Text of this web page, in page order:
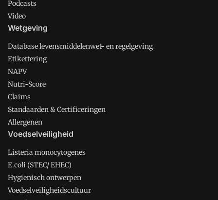
Podcasts
Video
Wetgeving
Database levensmiddelenwet- en regelgeving
Etikettering
NAPV
Nutri-Score
Claims
Standaarden & Certificeringen
Allergenen
Voedselveiligheid
Listeria monocytogenes
E.coli (STEC/ EHEC)
Hygienisch ontwerpen
Voedselveiligheidscultuur